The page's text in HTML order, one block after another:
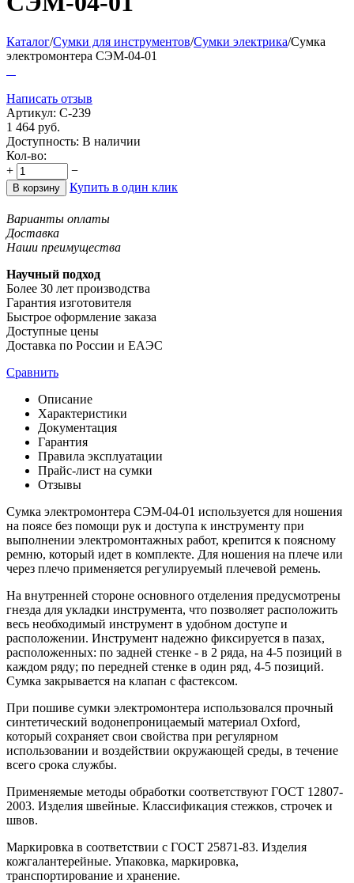
Каталог/Сумки для инструментов/Сумки электрика/Сумка
электромонтера СЭМ-04-01
Написать отзыв
Артикул: С-239
1 464 руб.
Доступность: В наличии
Кол-во:
+
−
В корзину Купить в один клик
Варианты оплаты
Доставка
Наши преимущества
Научный подход
Более 30 лет производства
Гарантия изготовителя
Быстрое оформление заказа
Доступные цены
Доставка по России и ЕАЭС
Сравнить
Описание
Характеристики
Документация
Гарантия
Правила эксплуатации
Прайс-лист на сумки
Отзывы
Сумка электромонтера СЭМ-04-01 используется для ношения
на поясе без помощи рук и доступа к инструменту при
выполнении электромонтажных работ, крепится к поясному
ремню, который идет в комплекте. Для ношения на плече или
через плечо применяется регулируемый плечевой ремень.
На внутренней стороне основного отделения предусмотрены
гнезда для укладки инструмента, что позволяет расположить
весь необходимый инструмент в удобном доступе и
расположении. Инструмент надежно фиксируется в пазах,
расположенных: по задней стенке - в 2 ряда, на 4-5 позиций в
каждом ряду; по передней стенке в один ряд, 4-5 позиций.
Сумка закрывается на клапан с фастексом.
При пошиве сумки электромонтера использовался прочный
синтетический водонепроницаемый материал Oxford,
который сохраняет свои свойства при регулярном
использовании и воздействии окружающей среды, в течение
всего срока службы.
Применяемые методы обработки соответствуют ГОСТ 12807-
2003. Изделия швейные. Классификация стежков, строчек и
швов.
Маркировка в соответствии с ГОСТ 25871-83. Изделия
кожгалантерейные. Упаковка, маркировка,
транспортирование и хранение.